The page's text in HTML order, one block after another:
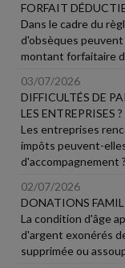
FORFAIT
Dans le cadre du
d'obsèques
montant forfaitaire
03/07/2026
DIFFICULTÉS DE
LES ENTREPRISES ?
Les entreprises
impôts peuvent-
d'accompagnement
02/07/2026
DONATIONS
La condition d'âge
d'argent exonérés
supprimée ou